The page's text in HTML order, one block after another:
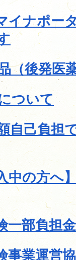
イナポー
（後発医
ついて
自己負担
中の方へ
一部負担
事業運営